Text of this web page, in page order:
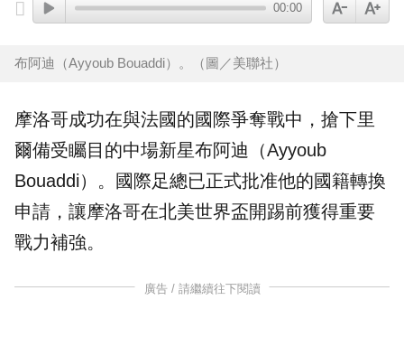
00:00
布阿迪（Ayyoub Bouaddi）。（圖／美聯社）
摩洛哥成功在與法國的國際爭奪戰中，搶下里
爾備受矚目的中場新星布阿迪（Ayyoub
Bouaddi）。國際足總已正式批准他的國籍轉換
申請，讓摩洛哥在北美世界盃開踢前獲得重要
戰力補強。
廣告 / 請繼續往下閱讀